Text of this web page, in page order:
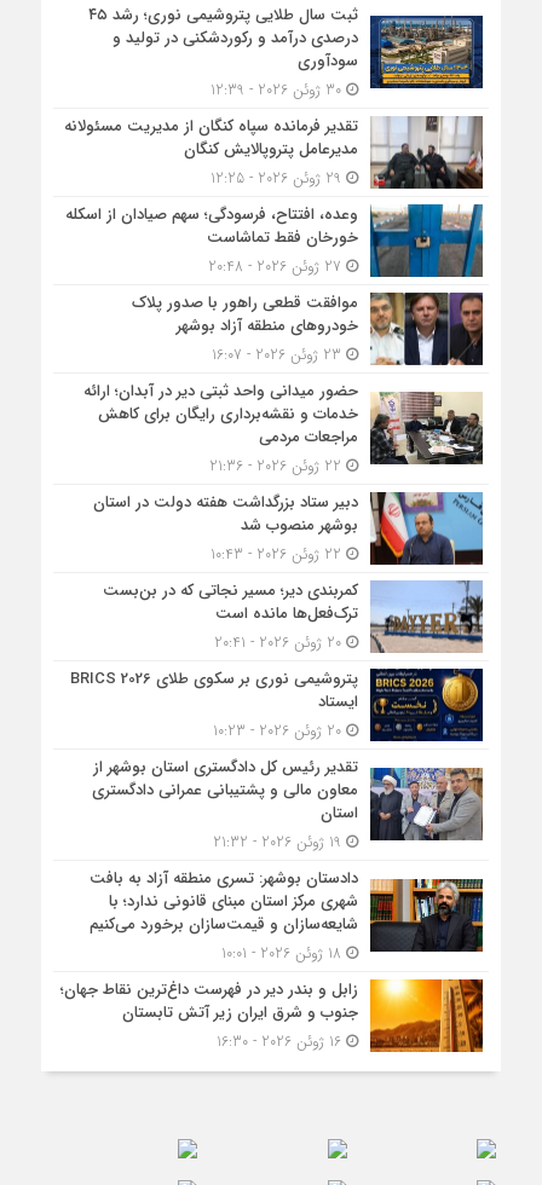
ثبت سال طلایی پتروشیمی نوری؛ رشد ۴۵
درصدی درآمد و رکوردشکنی در تولید و
سودآوری
30 ژوئن 2026 - 12:39
تقدیر فرمانده سپاه کنگان از مدیریت مسئولانه
مدیرعامل پتروپالایش کنگان
وعده، افتتاح، فرسودگی؛ سهم صیادان از اسکله
خورخان فقط تماشاست
موافقت قطعی راهور با صدور پلاک
خودروهای منطقه آزاد بوشهر
حضور میدانی واحد ثبتی دیر در آبدان؛ ارائه
خدمات و نقشه‌برداری رایگان برای کاهش
مراجعات مردمی
دبیر ستاد بزرگداشت هفته دولت در استان
بوشهر منصوب شد
کمربندی دیر؛ مسیر نجاتی که در بن‌بست
ترک‌فعل‌ها مانده است
20 ژوئن 2026 - 20:41
پتروشیمی نوری بر سکوی طلای BRICS 2026
ایستاد
20 ژوئن 2026 - 10:23
تقدیر رئیس کل دادگستری استان بوشهر از
معاون مالی و پشتیبانی عمرانی دادگستری
استان
دادستان بوشهر: تسری منطقه آزاد به بافت
شهری مرکز استان مبنای قانونی ندارد؛ با
شایعه‌سازان و قیمت‌سازان برخورد می‌کنیم
زابل و بندر دیر در فهرست داغ‌ترین نقاط جهان؛
جنوب و شرق ایران زیر آتش تابستان
16 ژوئن 2026 - 16:30